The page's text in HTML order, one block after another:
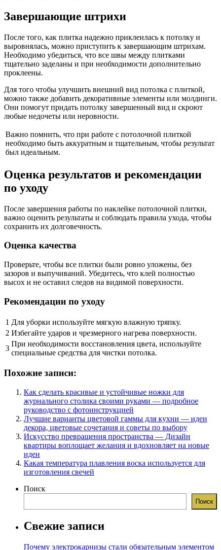
Завершающие штрихи
После того, как плитка надежно приклеилась к потолку и
выровнялась, можно приступить к завершающим штрихам.
Необходимо убедиться, что все швы между плитками
тщательно заделаны и при необходимости дополнительно
проклеены.
Для того чтобы улучшить внешний вид потолка с плиткой,
можно также добавить декоративные элементы или молдинги.
Они помогут придать потолку завершенный вид и скроют
любые недочеты или неровности.
Важно помнить, что при работе с потолочной плиткой
необходимо быть аккуратным и тщательным, чтобы результат
был идеальным.
Оценка результатов и рекомендации
по уходу
После завершения работы по наклейке потолочной плитки,
важно оценить результаты и соблюдать правила ухода, чтобы
сохранить их долговечность.
Оценка качества
Проверьте, чтобы все плитки были ровно уложены, без
зазоров и выпучиваний. Убедитесь, что клей полностью
высох и не оставил следов на видимой поверхности.
Рекомендации по уходу
1 Для уборки используйте мягкую влажную тряпку.
2 Избегайте ударов и чрезмерного нагрева поверхности.
3
При необходимости восстановления цвета, используйте
специальные средства для чистки потолка.
Похожие записи:
Как сделать красивые и устойчивые ножки для
журнального столика своими руками — подробное
руководство с фотоинструкцией
Лучшие варианты цветовой гаммы для кухни — идеи
декора, цветовые сочетания и советы по выбору
Искусство превращения пространства — Дизайн
квартиры воплощает желания и вдохновляет на новые
идеи
Какая температура плавления воска используется для
изготовления свечей
Поиск
Поиск
Свежие записи
Почему электрокарнизы стали обязательным элементом